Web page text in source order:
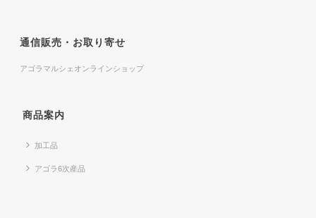
通信販売・お取り寄せ
アゴラマルシェオンラインショップ
商品案内
加工品
アゴラ6次産品